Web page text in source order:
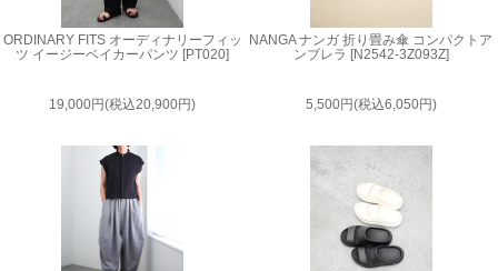
ORDINARY FITS オーディナリーフィッ
ツ イージーベイカーパンツ [PT020]
19,000円(税込20,900円)
NANGA ナンガ 折り畳み傘 コンパクトア
ンブレラ [N2542-3Z093Z]
5,500円(税込6,050円)